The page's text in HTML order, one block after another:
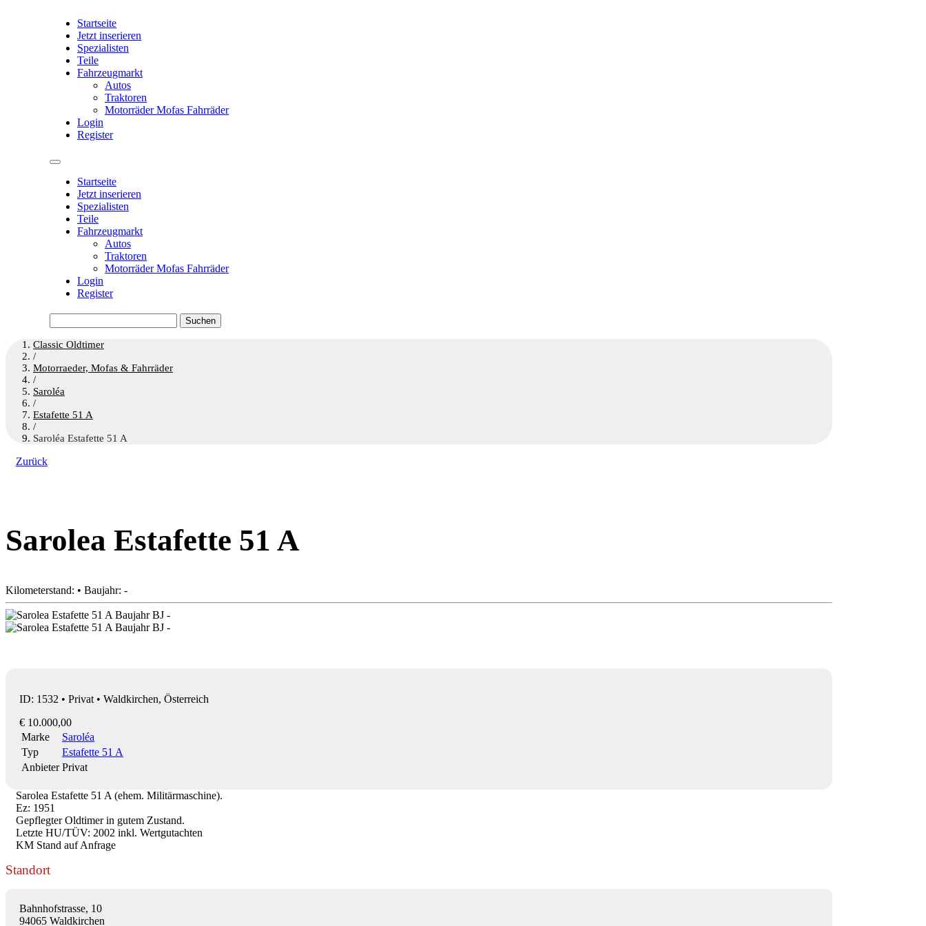
Startseite
Jetzt inserieren
Spezialisten
Teile
Fahrzeugmarkt
Autos
Traktoren
Motorräder Mofas Fahrräder
Login
Register
Startseite
Jetzt inserieren
Spezialisten
Teile
Fahrzeugmarkt
Autos
Traktoren
Motorräder Mofas Fahrräder
Login
Register
nach:
Classic Oldtimer
/
Motorraeder, Mofas & Fahrräder
/
Saroléa
/
Estafette 51 A
/
Saroléa Estafette 51 A
Zurück
Sarolea Estafette 51 A
Kilometerstand: • Baujahr: -
ID: 1532 • Privat • Waldkirchen, Österreich
€ 10.000,00
Marke
Saroléa
Typ
Estafette 51 A
Anbieter Privat
Sarolea Estafette 51 A (ehem. Militärmaschine).
Ez: 1951
Gepflegter Oldtimer in gutem Zustand.
Letzte HU/TÜV: 2002 inkl. Wertgutachten
KM Stand auf Anfrage
Standort
Bahnhofstrasse, 10
94065 Waldkirchen